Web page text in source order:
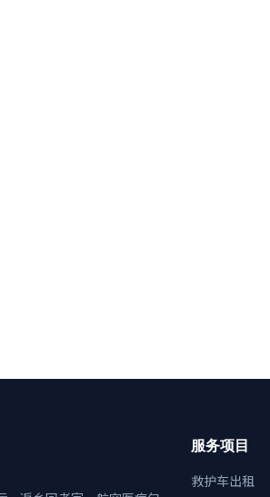
服务项目
救护车出租